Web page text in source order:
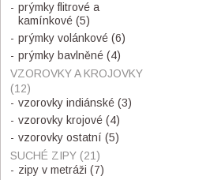
prýmky flitrové a
kamínkové (5)
prýmky volánkové (6)
prýmky bavlněné (4)
VZOROVKY A KROJOVKY
(12)
vzorovky indiánské (3)
vzorovky krojové (4)
vzorovky ostatní (5)
SUCHÉ ZIPY (21)
zipy v metráži (7)